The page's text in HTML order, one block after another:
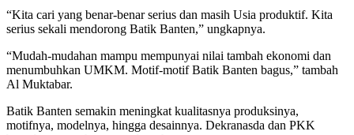
“Kita cari yang benar-benar serius dan masih Usia produktif. Kita
serius sekali mendorong Batik Banten,” ungkapnya.
“Mudah-mudahan mampu mempunyai nilai tambah ekonomi dan
menumbuhkan UMKM. Motif-motif Batik Banten bagus,” tambah
Al Muktabar.
Batik Banten semakin meningkat kualitasnya produksinya,
motifnya, modelnya, hingga desainnya. Dekranasda dan PKK